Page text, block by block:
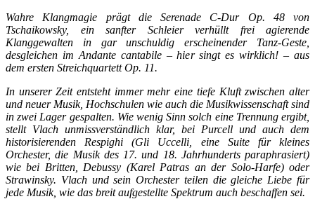
Wahre Klangmagie prägt die Serenade C-Dur Op. 48 von
Tschaikowsky, ein sanfter Schleier verhüllt frei agierende
Klanggewalten in gar unschuldig erscheinender Tanz-Geste,
desgleichen im Andante cantabile – hier singt es wirklich! – aus
dem ersten Streichquartett Op. 11.
In unserer Zeit entsteht immer mehr eine tiefe Kluft zwischen alter
und neuer Musik, Hochschulen wie auch die Musikwissenschaft sind
in zwei Lager gespalten. Wie wenig Sinn solch eine Trennung ergibt,
stellt Vlach unmissverständlich klar, bei Purcell und auch dem
historisierenden Respighi (Gli Uccelli, eine Suite für kleines
Orchester, die Musik des 17. und 18. Jahrhunderts paraphrasiert)
wie bei Britten, Debussy (Karel Patras an der Solo-Harfe) oder
Strawinsky. Vlach und sein Orchester teilen die gleiche Liebe für
jede Musik, wie das breit aufgestellte Spektrum auch beschaffen sei.